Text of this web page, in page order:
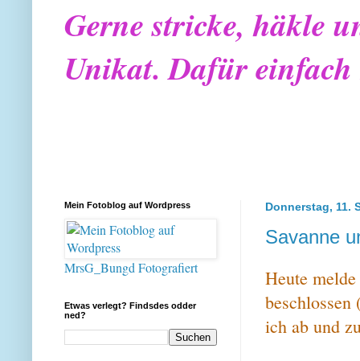
Gerne stricke, häkle
Unikat. Dafür
Donnerstag, 11.
Savanne
Heute
beschlossen
ich ab und
Mein Fotoblog auf Wordpress
MrsG_Bungd Fotografiert
Etwas verlegt? Findsdes odder
ned?